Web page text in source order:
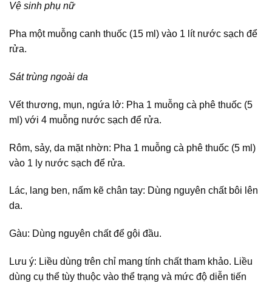
Vệ sinh phụ nữ
Pha một muỗng canh thuốc (15 ml) vào 1 lít nước sạch để
rửa.
Sát trùng ngoài da
Vết thương, mụn, ngứa lở: Pha 1 muỗng cà phê thuốc (5
ml) với 4 muỗng nước sạch để rửa.
Rôm, sảy, da mặt nhờn: Pha 1 muỗng cà phê thuốc (5 ml)
vào 1 ly nước sạch để rửa.
Lác, lang ben, nấm kẽ chân tay: Dùng nguyên chất bôi lên
da.
Gàu: Dùng nguyên chất để gội đầu.
Lưu ý: Liều dùng trên chỉ mang tính chất tham khảo. Liều
dùng cụ thể tùy thuộc vào thể trạng và mức độ diễn tiến